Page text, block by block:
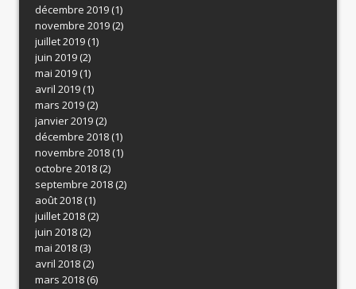
décembre 2019(1)
novembre 2019(2)
juillet 2019(1)
juin 2019(2)
mai 2019(1)
avril 2019(1)
mars 2019(2)
janvier 2019(2)
décembre 2018(1)
novembre 2018(1)
octobre 2018(2)
septembre 2018(2)
août 2018(1)
juillet 2018(2)
juin 2018(2)
mai 2018(3)
avril 2018(2)
mars 2018(6)